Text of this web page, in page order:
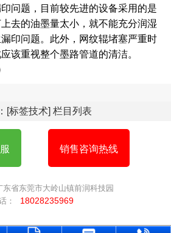
问题 ，目前较先进的设备采用的是
去的油墨量太小，就不能充分润湿
印问题。此外， 网纹辊堵塞严重时
该重视整个墨路管道的清洁。
[标签技术] 栏目列表
销售咨询热线
东省东莞市大岭山镇前润科技园
：
18028235969